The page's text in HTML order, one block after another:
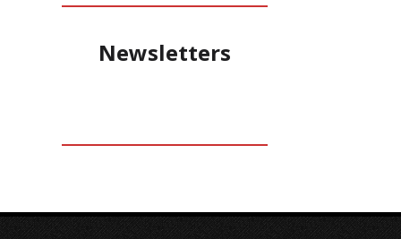
Newsletters